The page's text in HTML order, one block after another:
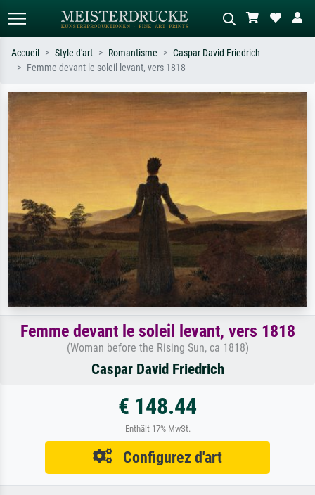
Recherchez par artiste, titre ou style –
ex. Monet, Nuit étoilée,
Décrivez la scène – ex. prairie verte,
abstrait avec beaucoup de rouge,
tableau sombre, nu debout près d'un
Accueil Style d'art Romantisme
Caspar David Friedrich
Femme devant le soleil levant, vers 1818
Femme devant le soleil levant, vers 1818
(Woman before the Rising Sun, ca 1818)
Caspar David Friedrich
€ 148.44
Enthält 17% MwSt.
Configurez d'art